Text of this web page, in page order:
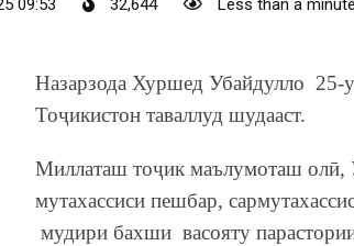
09:53 32,644 Less than a minute
Назарзода Хуршед Убайдулло
Тоҷикистон таваллуд шудааст.
Миллаташ тоҷик маълумоташ олӣ,
мутахассиси пешбар,
мудири бахши васояту